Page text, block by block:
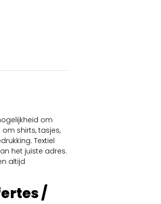
om
shirts, tasjes,
Textiel
het juiste adres.
altijd
/